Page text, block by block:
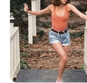
dois pontos e
terceiro ponto.
pule 2 pontos,
todo o bojo;
Você agora vai
com um meio